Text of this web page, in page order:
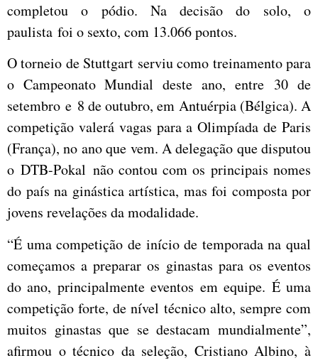
completou o pódio. Na decisão do solo, o
paulista foi o sexto, com 13.066 pontos.
O torneio de Stuttgart serviu como treinamento para
o Campeonato Mundial deste ano, entre 30 de
setembro e 8 de outubro, em Antuérpia (Bélgica). A
competição valerá vagas para a Olimpíada de Paris
(França), no ano que vem. A delegação que disputou
o DTB-Pokal não contou com os principais nomes
do país na ginástica artística, mas foi composta por
jovens revelações da modalidade.
“É uma competição de início de temporada na qual
começamos a preparar os ginastas para os eventos
do ano, principalmente eventos em equipe. É uma
competição forte, de nível técnico alto, sempre com
muitos ginastas que se destacam mundialmente”,
afirmou o técnico da seleção, Cristiano Albino, à